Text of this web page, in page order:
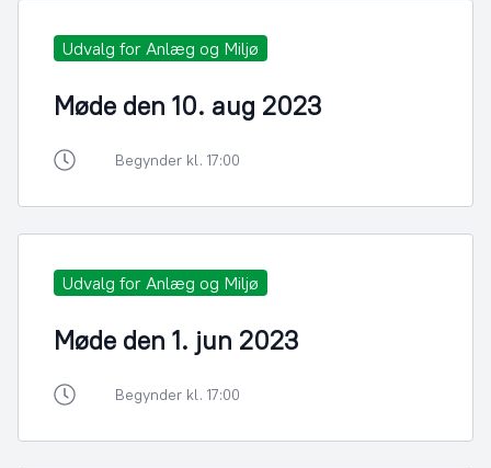
Udvalg for Anlæg og Miljø
Møde den 10. aug 2023
Begynder kl. 17:00
Udvalg for Anlæg og Miljø
Møde den 1. jun 2023
Begynder kl. 17:00